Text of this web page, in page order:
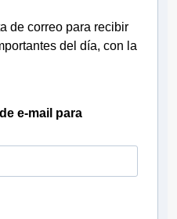
de correo para recibir
del día, con la
e-mail para